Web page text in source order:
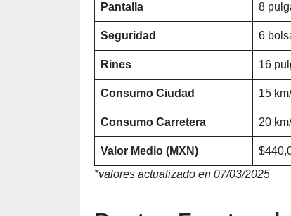
Pantalla 8
Seguridad 6
Rines 16
Consumo Ciudad 15
Consumo Carretera 20
Valor Medio (MXN)
*valores actualizado en 07/03/2025